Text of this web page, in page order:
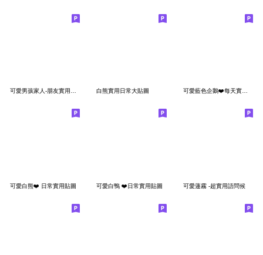
可愛男孩家人-朋友實用問候 白熊實用日常大貼圖 可愛藍色企鵝❤️每天實用問候
可愛白熊❤️ 日常實用貼圖 可愛白鴨 ❤️日常實用貼圖 可愛蓮霧 -超實用語問候